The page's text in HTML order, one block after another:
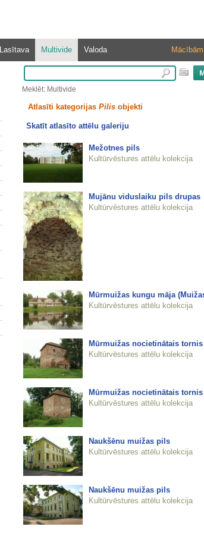
Lasītava Multivide Valoda Mācībām
Meklēt: Multivide
Atlasīti kategorijas Pilisobjekti
Skatīt atlasīto attēlu galeriju
Mežotnes pils
Kultūrvēstures attēlu kolekcija
Mujānu viduslaiku pils drupas
Kultūrvēstures attēlu kolekcija
Mūrmuižas kungu māja
Kultūrvēstures attēlu kolekcija
Mūrmuižas nocietinātais tornis
Kultūrvēstures attēlu kolekcija
Mūrmuižas nocietinātais tornis
Kultūrvēstures attēlu kolekcija
Naukšēnu muižas pils
Kultūrvēstures attēlu kolekcija
Naukšēnu muižas pils
Kultūrvēstures attēlu kolekcija